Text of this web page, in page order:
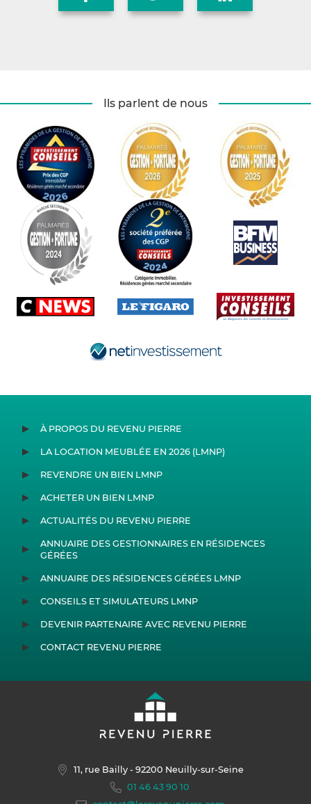
Ils parlent de nous
À PROPOS DU REVENU PIERRE
LA LOCATION MEUBLÉE EN 2026 (LMNP)
REVENDRE UN BIEN LMNP
ACHETER UN BIEN LMNP
ACTUALITÉS DU REVENU PIERRE
ANNUAIRE DES GESTIONNAIRES EN RÉSIDENCES
GÉRÉES
ANNUAIRE DES RÉSIDENCES GÉRÉES LMNP
CONSEILS ET SIMULATEURS LMNP
DEVENIR PARTENAIRE AVEC REVENU PIERRE
CONTACT REVENU PIERRE
11, rue Bailly- 92200 Neuilly-sur-Seine
01 46 43 90 10